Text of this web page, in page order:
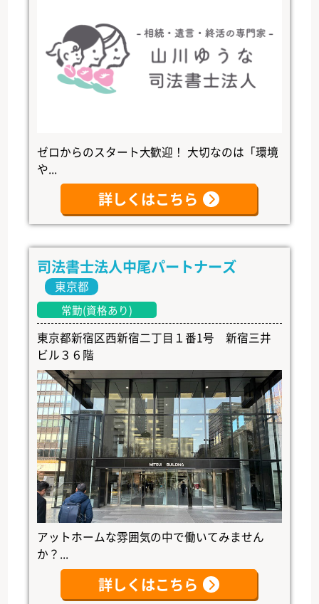
ゼロからのスタート大歓迎！ 大切なのは「環境
や...
詳しくはこちら
司法書士法人中尾パートナーズ
東京都
常勤(資格あり)
東京都新宿区西新宿二丁目１番1号 新宿三井
ビル３６階
アットホームな雰囲気の中で働いてみません
か？...
詳しくはこちら